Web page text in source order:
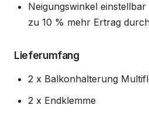
Neigungswinkel
zu 10 % mehr Ertrag
Lieferumfang
2 x Balkonhalterung
2 x Endklemme